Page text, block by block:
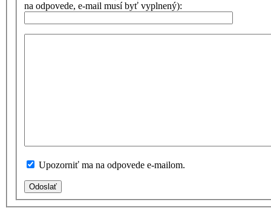
na odpovede, e-mail musí byť vyplnený):
Upozorniť ma na odpovede e-mailom.
Odoslať